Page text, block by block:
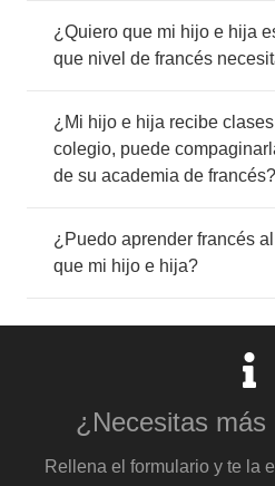
¿Quiero que mi hijo e hija
que nivel de francés
¿Mi hijo e hija recibe
colegio, puede
de su academia de francés?
¿Puedo aprender francés
que mi hijo e hija?
¿Necesitas más
Rellena el formulario y te la